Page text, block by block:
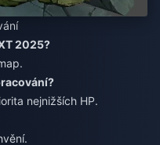
2025?
nejnižších HP.